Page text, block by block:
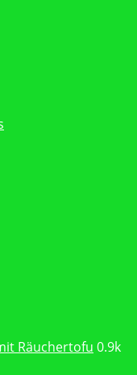
Räuchertofu 0.9k